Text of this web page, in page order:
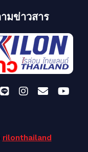
มข่าวสาร
rilonthailand